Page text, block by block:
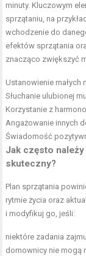
minuty. Kluczowym
sprzątaniu, na
wchodzenie do
efektów sprzątania
znacząco zwiększyć
Ustanowienie
Słuchanie ulubionej
Korzystanie z
Angażowanie innych
Świadomość
Jak często
skuteczny?
Plan sprzątania
rytmie życia oraz
i modyfikuj go, jeśli:
niektóre zadania
domownicy nie mogą